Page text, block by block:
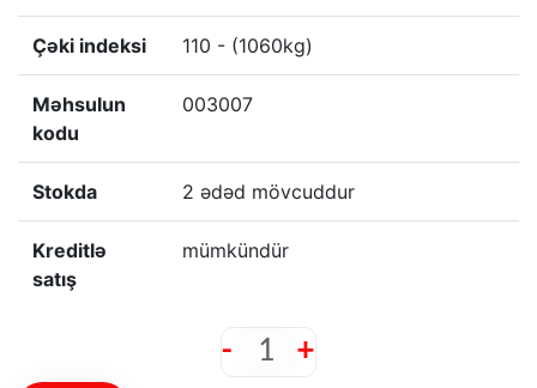
Çəki indeksi 110 - (1060kg)
Məhsulun
kodu
003007
Stokda 2 ədəd mövcuddur
Kreditlə
satış
mümkündür
- +